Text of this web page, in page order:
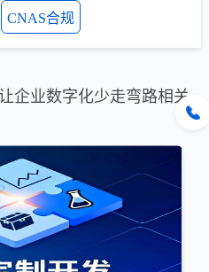
CNAS合规
企业数字化少走弯路相关